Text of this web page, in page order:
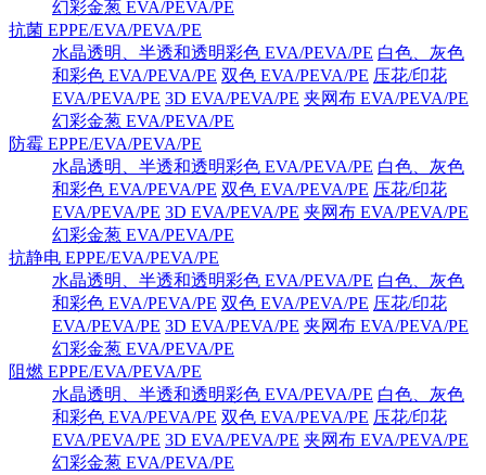
幻彩金葱 EVA/PEVA/PE
抗菌 EPPE/EVA/PEVA/PE
水晶透明、半透和透明彩色 EVA/PEVA/PE 白色、灰色
和彩色 EVA/PEVA/PE 双色 EVA/PEVA/PE 压花/印花
EVA/PEVA/PE 3D EVA/PEVA/PE 夹网布 EVA/PEVA/PE
幻彩金葱 EVA/PEVA/PE
防霉 EPPE/EVA/PEVA/PE
水晶透明、半透和透明彩色 EVA/PEVA/PE 白色、灰色
和彩色 EVA/PEVA/PE 双色 EVA/PEVA/PE 压花/印花
EVA/PEVA/PE 3D EVA/PEVA/PE 夹网布 EVA/PEVA/PE
幻彩金葱 EVA/PEVA/PE
抗静电 EPPE/EVA/PEVA/PE
水晶透明、半透和透明彩色 EVA/PEVA/PE 白色、灰色
和彩色 EVA/PEVA/PE 双色 EVA/PEVA/PE 压花/印花
EVA/PEVA/PE 3D EVA/PEVA/PE 夹网布 EVA/PEVA/PE
幻彩金葱 EVA/PEVA/PE
阻燃 EPPE/EVA/PEVA/PE
水晶透明、半透和透明彩色 EVA/PEVA/PE 白色、灰色
和彩色 EVA/PEVA/PE 双色 EVA/PEVA/PE 压花/印花
EVA/PEVA/PE 3D EVA/PEVA/PE 夹网布 EVA/PEVA/PE
幻彩金葱 EVA/PEVA/PE